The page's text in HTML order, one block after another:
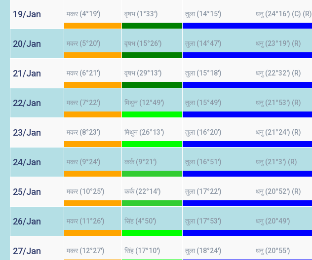
19/Jan मकर (4°19') वृषभ (1°33') तुला (14°15') धनु (24°16') (C) (R)
20/Jan मकर (5°20') वृषभ (15°26') तुला (14°47') धनु (23°19') (R)
21/Jan मकर (6°21') वृषभ (29°13') तुला (15°18') धनु (22°32') (R)
22/Jan मकर (7°22') मिथुन (12°49') तुला (15°49') धनु (21°53') (R)
23/Jan मकर (8°23') मिथुन (26°13') तुला (16°20') धनु (21°24') (R)
24/Jan मकर (9°24') कर्क (9°21') तुला (16°51') धनु (21°3') (R)
25/Jan मकर (10°25') कर्क (22°14') तुला (17°22') धनु (20°52') (R)
26/Jan मकर (11°26') सिंह (4°50') तुला (17°53') धनु (20°49')
27/Jan मकर (12°27') सिंह (17°10') तुला (18°24') धनु (20°55')